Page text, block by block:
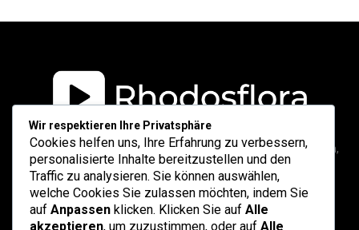
Ruang refleksi dan informasi yang didedikasikan untuk sekolah,
universitas, dan layanan profesional di Indonesia.
Wir respektieren Ihre Privatsphäre
Cookies helfen uns, Ihre Erfahrung zu verbessern,
personalisierte Inhalte bereitzustellen und den
Traffic zu analysieren. Sie können auswählen,
welche Cookies Sie zulassen möchten, indem Sie
auf Anpassen klicken. Klicken Sie auf Alle
akzeptieren, um zuzustimmen, oder auf Alle